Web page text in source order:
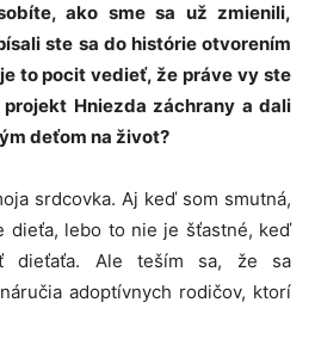
ako sme sa už zmienili,
ste sa do histórie otvorením
to pocit vedieť, že práve vy ste
Hniezda záchrany a dali
deťom na život?
srdcovka. Aj keď som smutná,
dieťa, lebo to nie je šťastné, keď
dieťaťa. Ale teším sa, že sa
adoptívnych rodičov, ktorí